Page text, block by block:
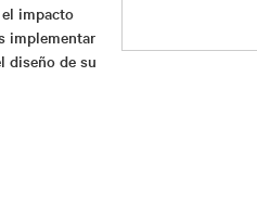
impacto
implementar
diseño de su